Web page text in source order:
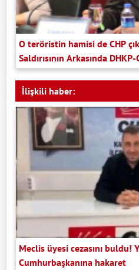
O teröristin hamisi de CHP
Saldırısının Arkasında
İlişkili haber:
Meclis üyesi cezasını buldu!
Cumhurbaşkanına hakaret